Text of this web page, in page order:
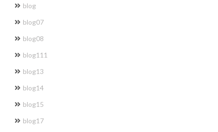
blog
blog07
blog08
blog111
blog13
blog14
blog15
blog17